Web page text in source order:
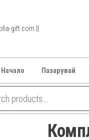
gift.com ||
Начало Пазарувай